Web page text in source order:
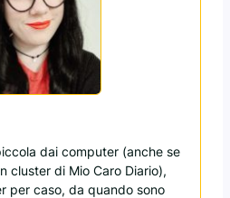
dai computer (anche se
cluster di Mio Caro Diario),
per caso, da quando sono